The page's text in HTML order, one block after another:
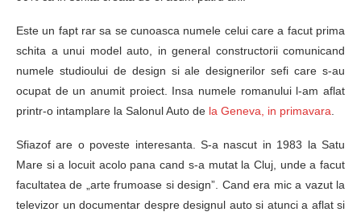
Este un fapt rar sa se cunoasca numele celui care a facut prima
schita a unui model auto, in general constructorii comunicand
numele studioului de design si ale designerilor sefi care s-au
ocupat de un anumit proiect. Insa numele romanului l-am aflat
printr-o intamplare la Salonul Auto de la Geneva, in primavara
Sfiazof are o poveste interesanta. S-a nascut in 1983 la Satu
Mare si a locuit acolo pana cand s-a mutat la Cluj, unde a facut
facultatea de „arte frumoase si design”. Cand era mic a vazut la
televizor un documentar despre designul auto si atunci a aflat si